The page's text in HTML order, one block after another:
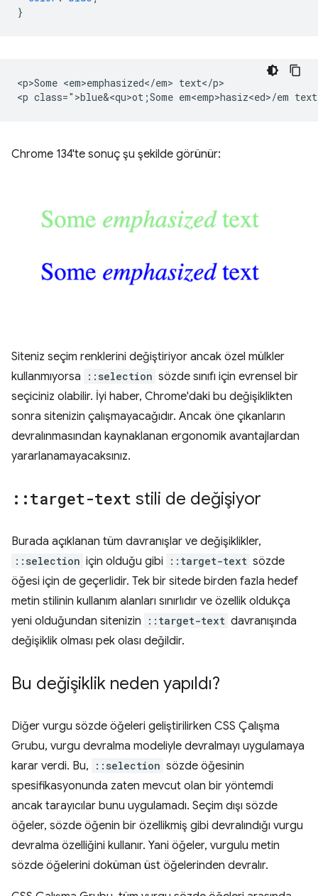
}
<p>Some <em>emphasized</em> text</p>
<p class=">blue&<qu>ot;Some em<emp>hasiz<ed>/
Chrome 134'te sonuç şu şekilde görünür:
Siteniz seçim renklerini değiştiriyor ancak özel mülkler
kullanmıyorsa
::selection sözde sınıfı için evrensel bir
seçiciniz olabilir. İyi haber, Chrome'daki bu değişiklikten
sonra sitenizin çalışmayacağıdır. Ancak öne çıkanların
devralınmasından kaynaklanan ergonomik avantajlardan
yararlanamayacaksınız.
::target-text stili de değişiyor
Burada açıklanan tüm davranışlar ve değişiklikler,
::selection için olduğu gibi ::target-text sözde
öğesi için de geçerlidir. Tek bir sitede birden fazla hedef
metin stilinin kullanım alanları sınırlıdır ve özellik oldukça
yeni olduğundan sitenizin
::target-text davranışında
değişiklik olması pek olası değildir.
Bu değişiklik neden yapıldı?
Diğer vurgu sözde öğeleri geliştirilirken CSS Çalışma
Grubu, vurgu devralma modeliyle devralmayı uygulamaya
karar verdi. Bu,
::selection sözde öğesinin
spesifikasyonunda zaten mevcut olan bir yöntemdi
ancak tarayıcılar bunu uygulamadı. Seçim dışı sözde
öğeler, sözde öğenin bir özellikmiş gibi devralındığı vurgu
devralma özelliğini kullanır. Yani öğeler, vurgulu metin
sözde öğelerini doküman üst öğelerinden devralır.